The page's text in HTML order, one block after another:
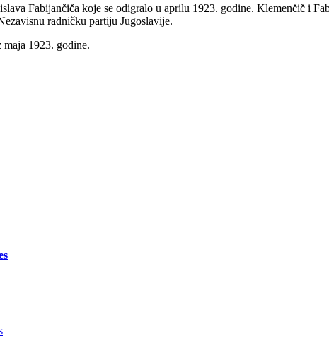
Fabijančiča koje se odigralo u aprilu 1923. godine. Klemenčič i
radničku partiju Jugoslavije.
1923. godine.